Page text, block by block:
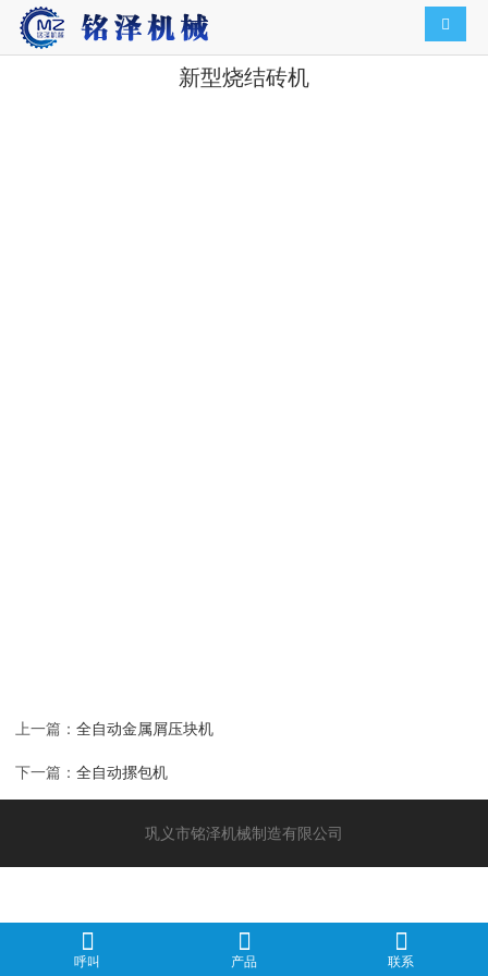
导航
新型烧结砖机
上一篇： 全自动金属屑压块机
下一篇： 全自动摞包机
巩义市铭泽机械制造有限公司
呼叫 产品 联系